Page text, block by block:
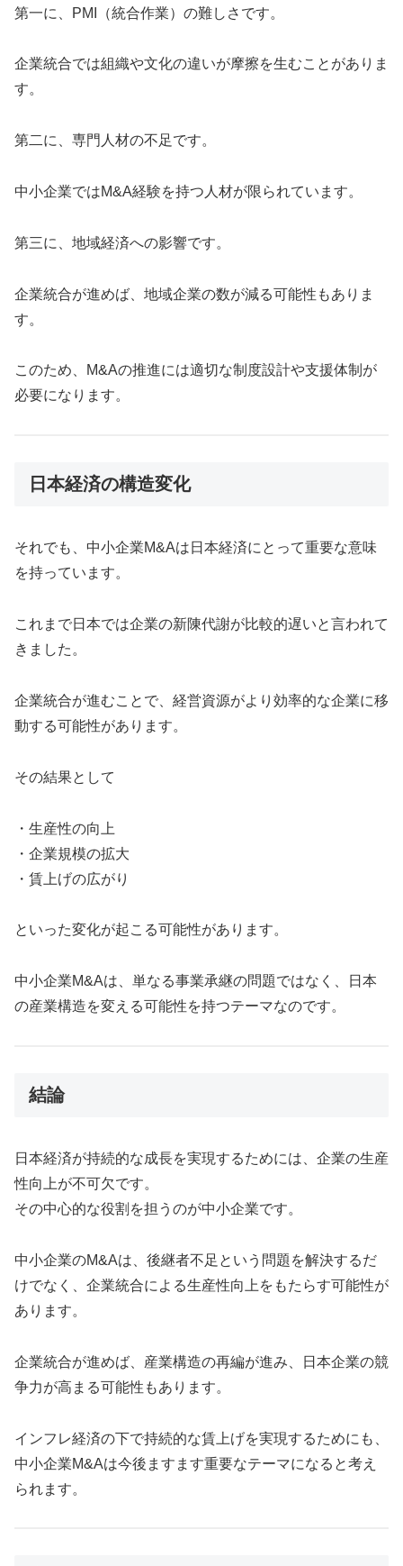
第一に、PMI（統合作業）の難しさです。
企業統合では組織や文化の違いが摩擦を生むことがありま
す。
第二に、専門人材の不足です。
中小企業ではM&A経験を持つ人材が限られています。
第三に、地域経済への影響です。
企業統合が進めば、地域企業の数が減る可能性もありま
す。
このため、M&Aの推進には適切な制度設計や支援体制が
必要になります。
日本経済の構造変化
それでも、中小企業M&Aは日本経済にとって重要な意味
を持っています。
これまで日本では企業の新陳代謝が比較的遅いと言われて
きました。
企業統合が進むことで、経営資源がより効率的な企業に移
動する可能性があります。
その結果として
・生産性の向上
・企業規模の拡大
・賃上げの広がり
といった変化が起こる可能性があります。
中小企業M&Aは、単なる事業承継の問題ではなく、日本
の産業構造を変える可能性を持つテーマなのです。
結論
日本経済が持続的な成長を実現するためには、企業の生産
性向上が不可欠です。
その中心的な役割を担うのが中小企業です。
中小企業のM&Aは、後継者不足という問題を解決するだ
けでなく、企業統合による生産性向上をもたらす可能性が
あります。
企業統合が進めば、産業構造の再編が進み、日本企業の競
争力が高まる可能性もあります。
インフレ経済の下で持続的な賃上げを実現するためにも、
中小企業M&Aは今後ますます重要なテーマになると考え
られます。